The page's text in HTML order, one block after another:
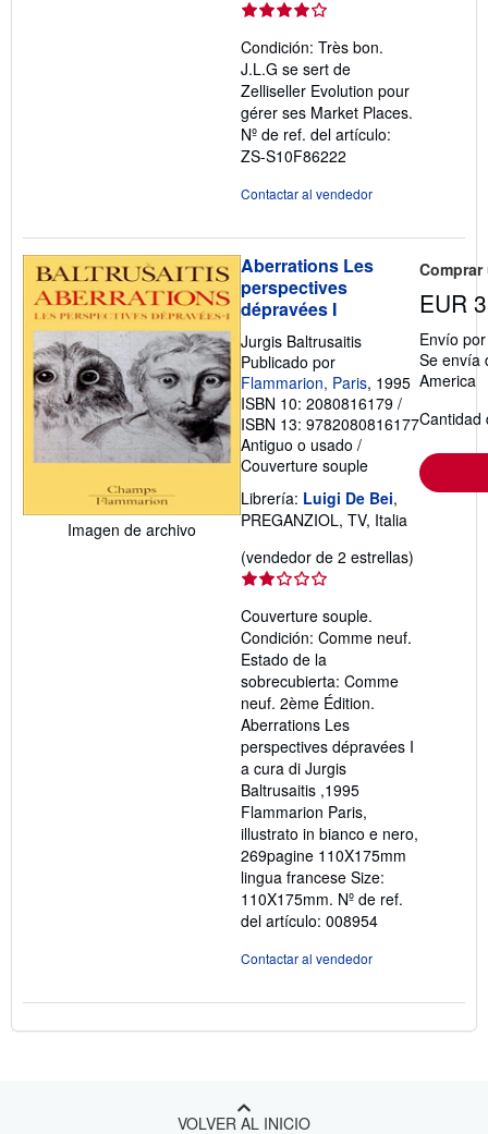
Condición: Très bon.
J.L.G se sert de
Zelliseller Evolution pour
gérer ses Market Places.
Nº de ref. del artículo:
ZS-S10F86222
Contactar al vendedor
Imagen de archivo
Aberrations Les
perspectives
dépravées I
Jurgis Baltrusaitis
Publicado por
Flammarion, Paris, 1995
ISBN 10: 2080816179 /
ISBN 13: 9782080816177
Antiguo o usado /
Couverture souple
Librería: Luigi De Bei,
PREGANZIOL, TV, Italia
(vendedor de 2 estrellas)
Couverture souple.
Condición: Comme neuf.
Estado de la
sobrecubierta: Comme
neuf. 2ème Édition.
Aberrations Les
perspectives dépravées I
a cura di Jurgis
Baltrusaitis ,1995
Flammarion Paris,
illustrato in bianco e nero,
269pagine 110X175mm
lingua francese Size:
110X175mm. Nº de ref.
del artículo: 008954
Contactar al vendedor
EUR
Envío
Se envía
America
Cantidad
VOLVER AL INICIO